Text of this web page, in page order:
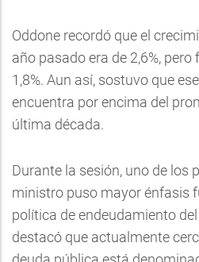
Oddone recordó que el
año pasado era de 2,6%,
1,8%. Aun así, sostuvo que
encuentra por encima del
última década.
Durante la sesión, uno de los
ministro puso mayor énfasis
política de endeudamiento
destacó que actualmente